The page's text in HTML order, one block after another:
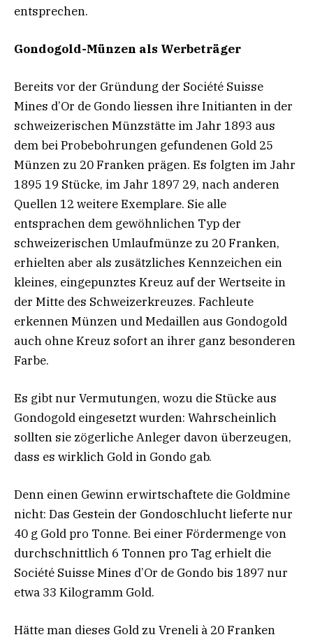
entsprechen.
Gondogold-Münzen als Werbeträger
Bereits vor der Gründung der Société Suisse
Mines d’Or de Gondo liessen ihre Initianten in der
schweizerischen Münzstätte im Jahr 1893 aus
dem bei Probebohrungen gefundenen Gold 25
Münzen zu 20 Franken prägen. Es folgten im Jahr
1895 19 Stücke, im Jahr 1897 29, nach anderen
Quellen 12 weitere Exemplare. Sie alle
entsprachen dem gewöhnlichen Typ der
schweizerischen Umlaufmünze zu 20 Franken,
erhielten aber als zusätzliches Kennzeichen ein
kleines, eingepunztes Kreuz auf der Wertseite in
der Mitte des Schweizerkreuzes. Fachleute
erkennen Münzen und Medaillen aus Gondogold
auch ohne Kreuz sofort an ihrer ganz besonderen
Farbe.
Es gibt nur Vermutungen, wozu die Stücke aus
Gondogold eingesetzt wurden: Wahrscheinlich
sollten sie zögerliche Anleger davon überzeugen,
dass es wirklich Gold in Gondo gab.
Denn einen Gewinn erwirtschaftete die Goldmine
nicht: Das Gestein der Gondoschlucht lieferte nur
40 g Gold pro Tonne. Bei einer Fördermenge von
durchschnittlich 6 Tonnen pro Tag erhielt die
Société Suisse Mines d’Or de Gondo bis 1897 nur
etwa 33 Kilogramm Gold.
Hätte man dieses Gold zu Vreneli à 20 Franken